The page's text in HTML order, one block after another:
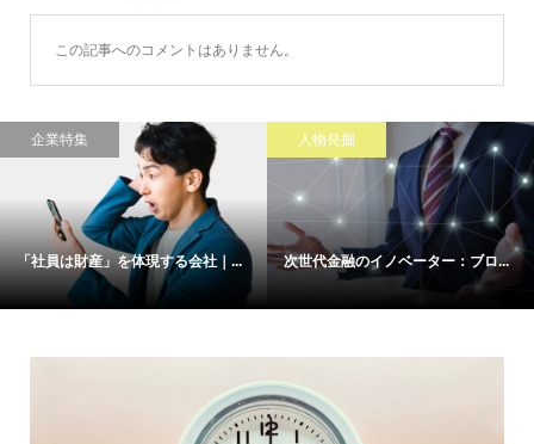
この記事へのコメントはありません。
企業特集
「社員は財産」を体現する会社｜...
人物発掘
次世代金融のイノベーター：ブロ...